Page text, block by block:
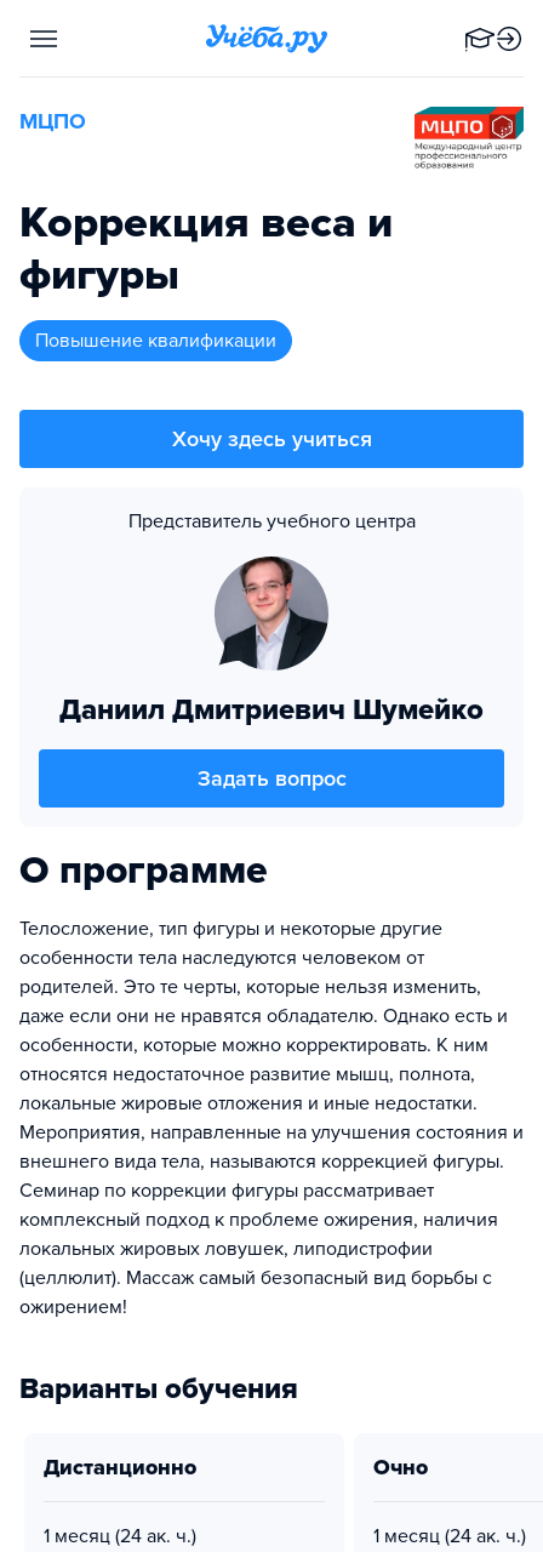
МЦПО
Коррекция веса и
фигуры
повышение квалификации
Хочу здесь учиться
Представитель учебного центра
Даниил Дмитриевич Шумейко
Задать вопрос
О программе
Телосложение, тип фигуры и некоторые другие
особенности тела наследуются человеком от
родителей. Это те черты, которые нельзя изменить,
даже если они не нравятся обладателю. Однако есть и
особенности, которые можно корректировать. К ним
относятся недостаточное развитие мышц, полнота,
локальные жировые отложения и иные недостатки.
Мероприятия, направленные на улучшения состояния и
внешнего вида тела, называются коррекцией фигуры.
Семинар по коррекции фигуры рассматривает
комплексный подход к проблеме ожирения, наличия
локальных жировых ловушек, липодистрофии
(целлюлит). Массаж самый безопасный вид борьбы с
ожирением!
Варианты обучения
дистанционно
1 месяц (24 ак. ч.)
очно
1 месяц (24 ак. ч.)